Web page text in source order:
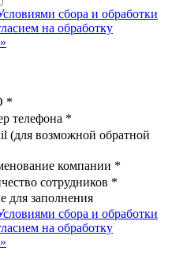
сбора и обработки
на обработку
*
телефона *
(для возможной обратной
компании *
сотрудников *
для заполнения
сбора и обработки
на обработку